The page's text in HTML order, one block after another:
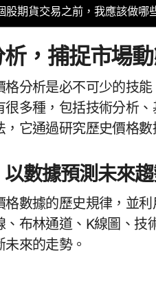
股期貨交易之前，我應該做哪
，捕捉市場
格分析是必不可少的技
很多種，包括技術分析
它通過研究歷史價格
數據預測未來
格數據的歷史規律，並
、布林通道、K線圖、
來的走勢。